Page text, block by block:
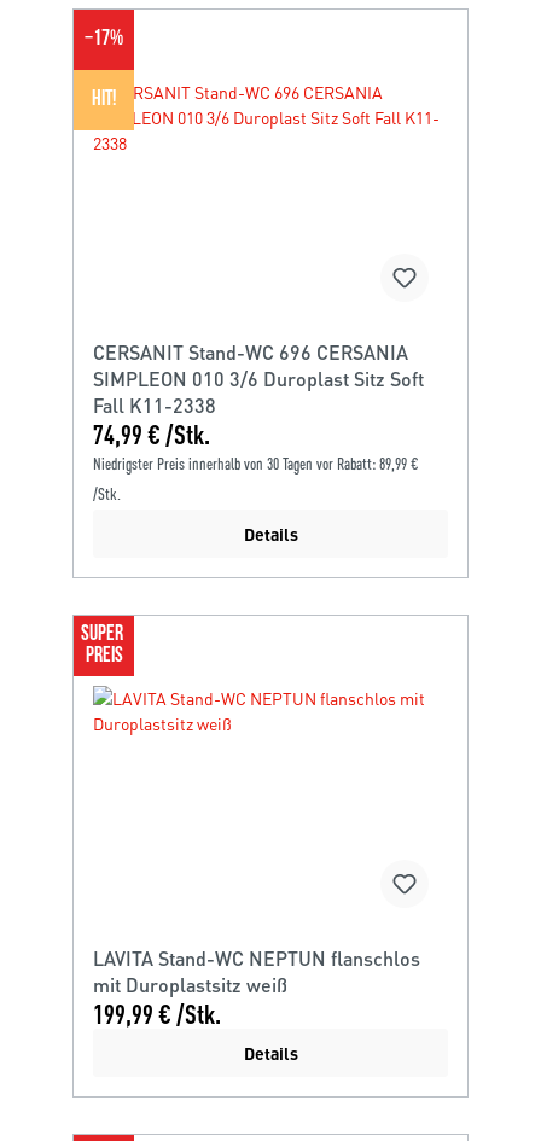
−17%
HIT!
CERSANIT Stand-WC 696 CERSANIA
SIMPLEON 010 3/6 Duroplast Sitz Soft
Fall K11-2338
74,99 € /Stk.
Niedrigster Preis innerhalb von 30 Tagen vor Rabatt: 89,99 €
/Stk.
Details
SUPER
PREIS
LAVITA Stand-WC NEPTUN flanschlos
mit Duroplastsitz weiß
199,99 € /Stk.
Details